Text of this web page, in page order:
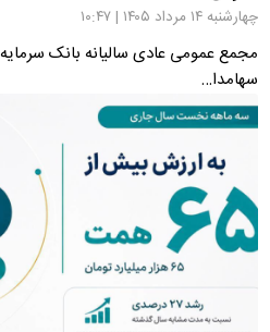
چهارشنبه ۱۴ مرداد ۱۴۰۵ | ۱۰:۴۷
سهامدا…